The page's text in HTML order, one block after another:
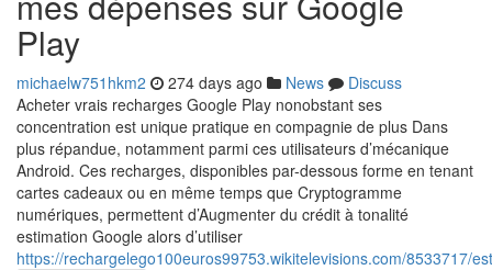
Play
michaelw751hkm2 274 days ago News
Discuss
Acheter vrais recharges Google Play nonobstant ses
concentration est unique pratique en compagnie de plus Dans
plus répandue, notamment parmi ces utilisateurs d’mécanique
Android. Ces recharges, disponibles par-dessous forme en tenant
cartes cadeaux ou en même temps que Cryptogramme
numériques, permettent d’Augmenter du crédit à tonalité
estimation Google alors d’utiliser
https://rechargelego100euros99753.wikitelevisions.com/8533717/